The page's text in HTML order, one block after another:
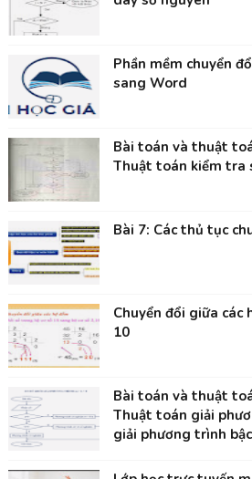
Phần mềm chuyển
sang Word
Bài toán và thuật
Thuật toán kiểm tra
Bài 7: Các thủ tục
Chuyển đổi giữa các
10
Bài toán và thuật
Thuật toán giải
giải phương trình